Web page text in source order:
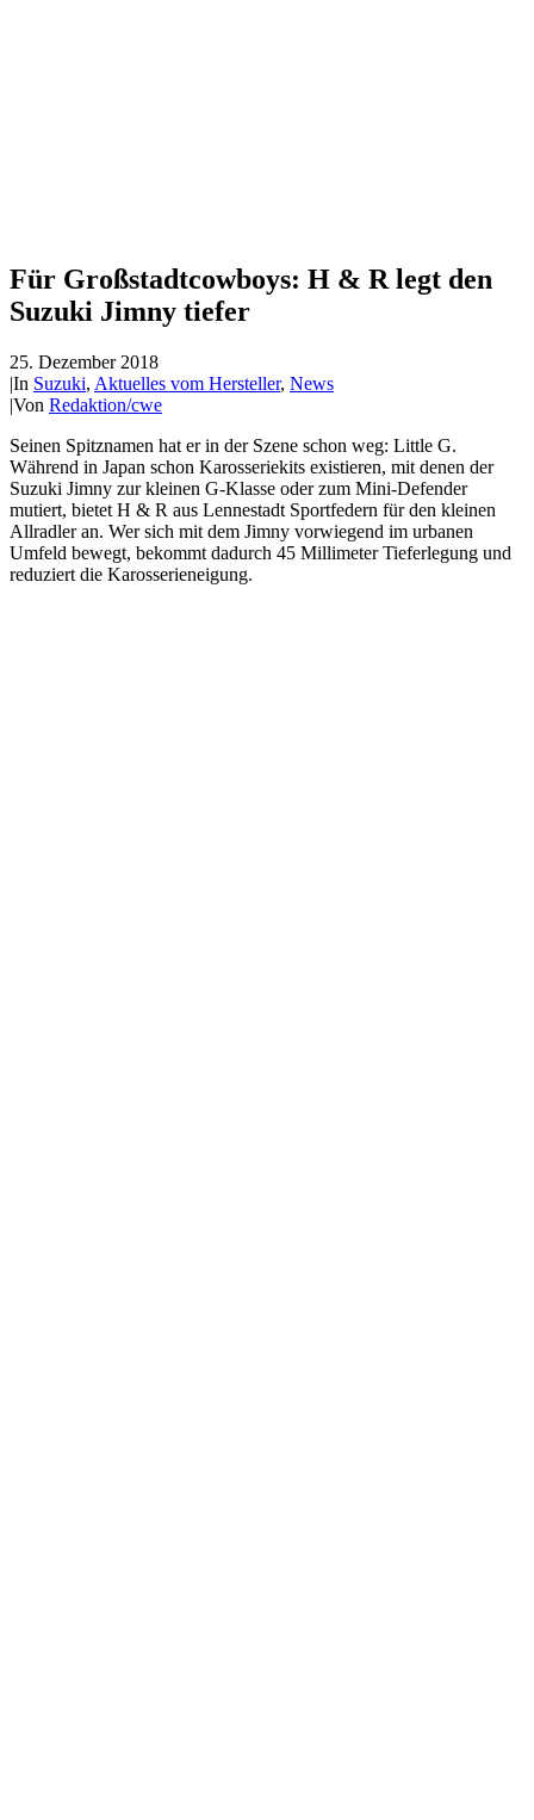
Für Großstadtcowboys: H & R legt den
Suzuki Jimny tiefer
25. Dezember 2018
|In Suzuki, Aktuelles vom Hersteller, News
|Von Redaktion/cwe
Seinen Spitznamen hat er in der Szene schon weg: Little G.
Während in Japan schon Karosseriekits existieren, mit denen der
Suzuki Jimny zur kleinen G-Klasse oder zum Mini-Defender
mutiert, bietet H & R aus Lennestadt Sportfedern für den kleinen
Allradler an. Wer sich mit dem Jimny vorwiegend im urbanen
Umfeld bewegt, bekommt dadurch 45 Millimeter Tieferlegung und
reduziert die Karosserieneigung.